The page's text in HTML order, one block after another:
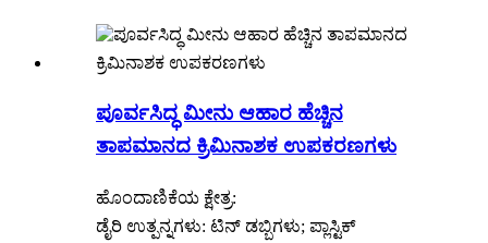
ಪೂರ್ವಸಿದ್ಧ ಮೀನು ಆಹಾರ ಹೆಚ್ಚಿನ
ತಾಪಮಾನದ ಕ್ರಿಮಿನಾಶಕ ಉಪಕರಣಗಳು
ಹೊಂದಾಣಿಕೆಯ ಕ್ಷೇತ್ರ:
ಡೈರಿ ಉತ್ಪನ್ನಗಳು: ಟಿನ್ ಡಬ್ಬಿಗಳು; ಪ್ಲಾಸ್ಟಿಕ್